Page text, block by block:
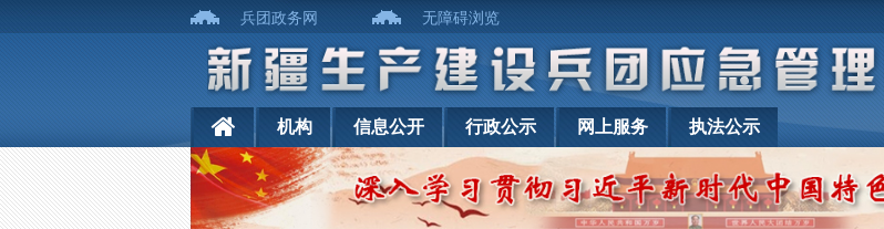
兵团政务网 无障碍浏览
机构 信息公开 行政公示 网上服务 执法公示